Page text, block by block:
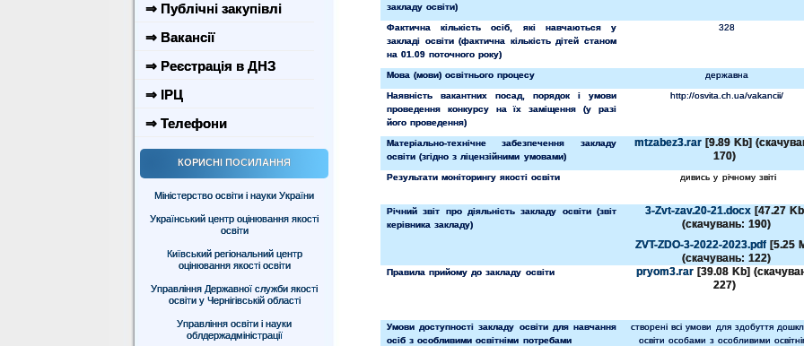
⇒ Публічні закупівлі
⇒ Вакансії
⇒ Реєстрація в ДНЗ
⇒ ІРЦ
⇒ Телефони
КОРИСНІ ПОСИЛАННЯ
Міністерство освіти і науки України
Український центр оцінювання якості
освіти
Київський регіональний центр
оцінювання якості освіти
Управління Державної служби якості
освіти у Чернігівській області
Управління освіти і науки
облдержадміністрації
закладу освіти)
Фактична кількість осіб, які навчаються у
закладі освіти (фактична кількість дітей станом
на 01.09 поточного року)
328
Мова (мови) освітнього процесу державна
Наявність вакантних посад, порядок і умови
проведення конкурсу на їх заміщення (у разі
його проведення)
http://osvita.ch.ua/vakancii/
Матеріально-технічне забезпечення закладу
освіти (згідно з ліцензійними умовами)
mtzabez3.rar[9.89 Kb]
170)
Результати моніторингу якості освіти дивись у річному звіті
Річний звіт про діяльність закладу освіти (звіт
керівника закладу)
3-Zvt-zav.20-21.docx[47.27
(cкачувань: 190)
ZVT-ZDO-3-2022-2023.pdf[5.25
(cкачувань: 122)
Правила прийому до закладу освіти pryom3.rar[39.08 Kb]
227)
Умови доступності закладу освіти для навчання
осіб з особливими освітніми потребами
створені всі умови для здобуття
освіти особами з особливими